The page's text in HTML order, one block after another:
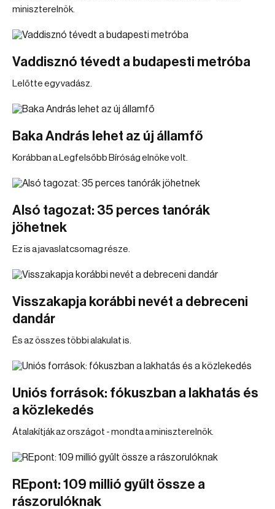
miniszterelnök.
Vaddisznó tévedt a budapesti metróba
Lelőtte egy vadász.
Baka András lehet az új államfő
Korábban a Legfelsőbb Bíróság elnöke volt.
Alsó tagozat: 35 perces tanórák
jöhetnek
Ez is a javaslatcsomag része.
Visszakapja korábbi nevét a debreceni
dandár
És az összes többi alakulat is.
Uniós források: fókuszban a lakhatás és
a közlekedés
Átalakítják az országot - mondta a miniszterelnök.
REpont: 109 millió gyűlt össze a
rászorulóknak